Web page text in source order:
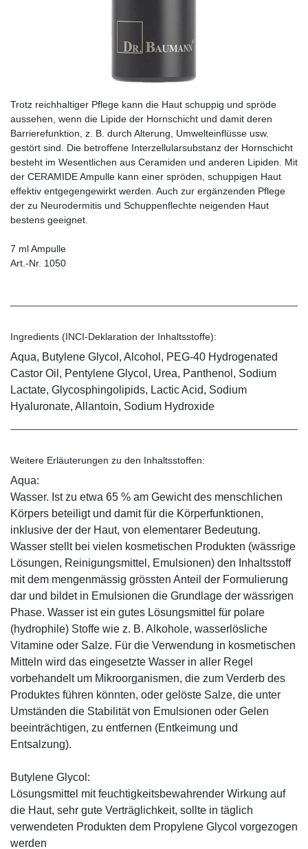
Trotz reichhaltiger Pflege kann die Haut schuppig und spröde
aussehen, wenn die Lipide der Hornschicht und damit deren
Barrierefunktion, z. B. durch Alterung, Umwelteinflüsse usw.
gestört sind. Die betroffene Interzellularsubstanz der Hornschicht
besteht im Wesentlichen aus Ceramiden und anderen Lipiden. Mit
der CERAMIDE Ampulle kann einer spröden, schuppigen Haut
effektiv entgegengewirkt werden. Auch zur ergänzenden Pflege
der zu Neurodermitis und Schuppenflechte neigenden Haut
bestens geeignet.
7 ml Ampulle
Art.-Nr. 1050
Ingredients (INCI-Deklaration der Inhaltsstoffe):
Aqua, Butylene Glycol, Alcohol, PEG-40 Hydrogenated
Castor Oil, Pentylene Glycol, Urea, Panthenol, Sodium
Lactate, Glycosphingolipids, Lactic Acid, Sodium
Hyaluronate, Allantoin, Sodium Hydroxide
Weitere Erläuterungen zu den Inhaltsstoffen:
Aqua:
Wasser. Ist zu etwa 65 % am Gewicht des menschlichen
Körpers beteiligt und damit für die Körperfunktionen,
inklusive der der Haut, von elementarer Bedeutung.
Wasser stellt bei vielen kosmetischen Produkten (wässrige
Lösungen, Reinigungsmittel, Emulsionen) den Inhaltsstoff
mit dem mengenmässig grössten Anteil der Formulierung
dar und bildet in Emulsionen die Grundlage der wässrigen
Phase. Wasser ist ein gutes Lösungsmittel für polare
(hydrophile) Stoffe wie z. B. Alkohole, wasserlösliche
Vitamine oder Salze. Für die Verwendung in kosmetischen
Mitteln wird das eingesetzte Wasser in aller Regel
vorbehandelt um Mikroorganismen, die zum Verderb des
Produktes führen könnten, oder gelöste Salze, die unter
Umständen die Stabilität von Emulsionen oder Gelen
beeinträchtigen, zu entfernen (Entkeimung und
Entsalzung).
Butylene Glycol:
Lösungsmittel mit feuchtigkeitsbewahrender Wirkung auf
die Haut, sehr gute Verträglichkeit, sollte in täglich
verwendeten Produkten dem Propylene Glycol vorgezogen
werden